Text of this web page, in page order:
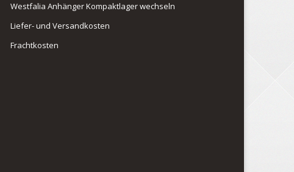
Westfalia Anhänger Kompaktlager wechseln
Liefer- und Versandkosten
Frachtkosten